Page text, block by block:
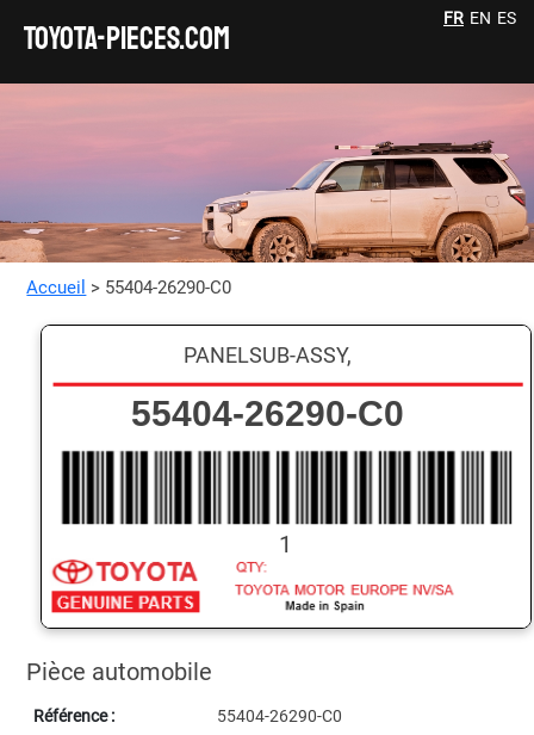
TOYOTA-pieces.com
FR EN ES
Accueil > 55404-26290-C0
Pièce automobile
Référence : 55404-26290-C0
PANELSUB-ASSY,
55404-26290-C0
1